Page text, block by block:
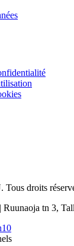
droits
tn 3,